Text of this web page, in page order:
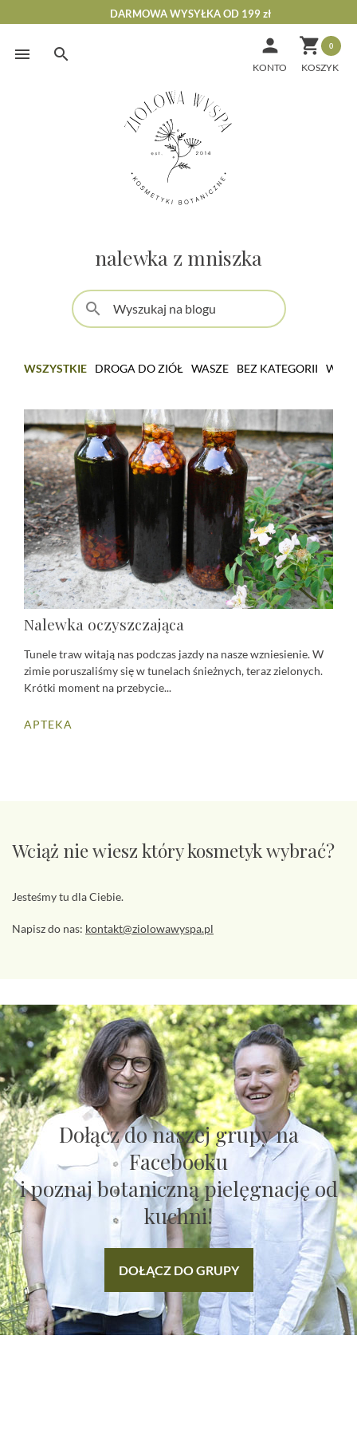
Skip
DARMOWA WYSYŁKA OD 199 zł
 0

KONTO
nalewka z mniszka
search
WSZYSTKIE DROGA DO ZIÓŁ WASZE BEZ KATEGORII
Nalewka oczyszczająca
Tunele traw witają nas podczas jazdy na nasze wzniesienie. W
zimie poruszaliśmy się w tunelach śnieżnych, teraz zielonych.
Krótki moment na przebycie...
APTEKA
Wciąż nie wiesz który kosmetyk wybrać?
Jesteśmy tu dla Ciebie.
Napisz do nas: kontakt@ziolowawyspa.pl
Dołącz do naszej grupy na
Facebooku
i poznaj botaniczną pielęgnację od
kuchni!
DOŁĄCZ DO GRUPY